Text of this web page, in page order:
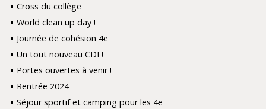
Cross du collège
World clean up day !
Journée de cohésion 4e
Un tout nouveau CDI !
Portes ouvertes à venir !
Rentrée 2024
Séjour sportif et camping pour les 4e